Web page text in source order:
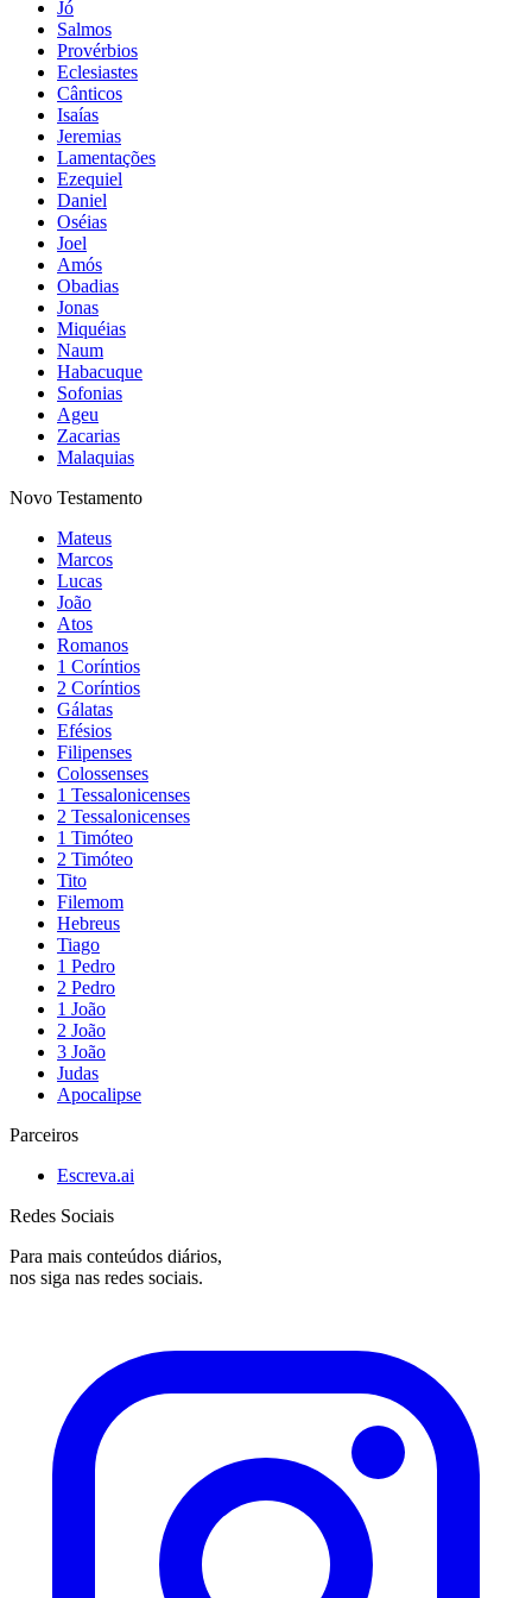
Jó
Salmos
Provérbios
Eclesiastes
Cânticos
Isaías
Jeremias
Lamentações
Ezequiel
Daniel
Oséias
Joel
Amós
Obadias
Jonas
Miquéias
Naum
Habacuque
Sofonias
Ageu
Zacarias
Malaquias
Novo Testamento
Mateus
Marcos
Lucas
João
Atos
Romanos
1 Coríntios
2 Coríntios
Gálatas
Efésios
Filipenses
Colossenses
1 Tessalonicenses
2 Tessalonicenses
1 Timóteo
2 Timóteo
Tito
Filemom
Hebreus
Tiago
1 Pedro
2 Pedro
1 João
2 João
3 João
Judas
Apocalipse
Parceiros
Escreva.ai
Redes Sociais
Para mais conteúdos diários,
nos siga nas redes sociais.